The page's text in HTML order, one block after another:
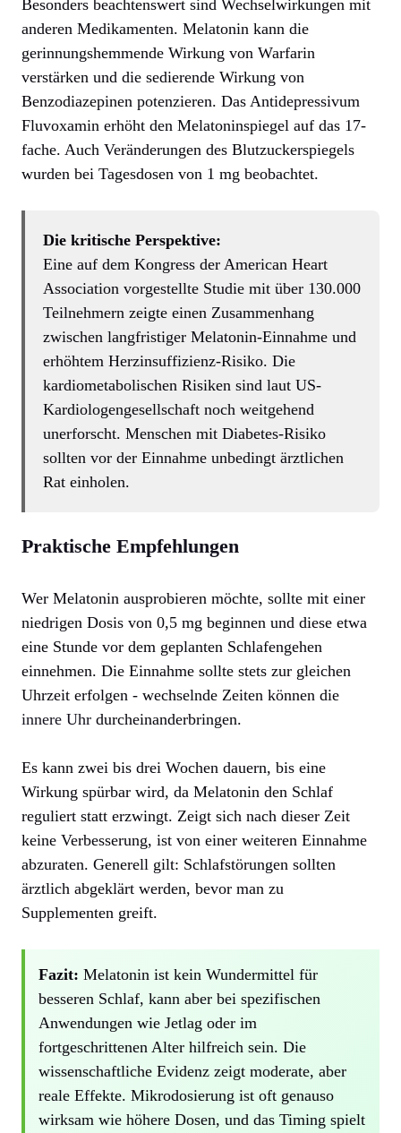
Besonders beachtenswert sind Wechselwirkungen mit
anderen Medikamenten. Melatonin kann die
gerinnungshemmende Wirkung von Warfarin
verstärken und die sedierende Wirkung von
Benzodiazepinen potenzieren. Das Antidepressivum
Fluvoxamin erhöht den Melatoninspiegel auf das 17-
fache. Auch Veränderungen des Blutzuckerspiegels
wurden bei Tagesdosen von 1 mg beobachtet.
Die kritische Perspektive:
Eine auf dem Kongress der American Heart
Association vorgestellte Studie mit über 130.000
Teilnehmern zeigte einen Zusammenhang
zwischen langfristiger Melatonin-Einnahme und
erhöhtem Herzinsuffizienz-Risiko. Die
kardiometabolischen Risiken sind laut US-
Kardiologengesellschaft noch weitgehend
unerforscht. Menschen mit Diabetes-Risiko
sollten vor der Einnahme unbedingt ärztlichen
Rat einholen.
Praktische Empfehlungen
Wer Melatonin ausprobieren möchte, sollte mit einer
niedrigen Dosis von 0,5 mg beginnen und diese etwa
eine Stunde vor dem geplanten Schlafengehen
einnehmen. Die Einnahme sollte stets zur gleichen
Uhrzeit erfolgen - wechselnde Zeiten können die
innere Uhr durcheinanderbringen.
Es kann zwei bis drei Wochen dauern, bis eine
Wirkung spürbar wird, da Melatonin den Schlaf
reguliert statt erzwingt. Zeigt sich nach dieser Zeit
keine Verbesserung, ist von einer weiteren Einnahme
abzuraten. Generell gilt: Schlafstörungen sollten
ärztlich abgeklärt werden, bevor man zu
Supplementen greift.
Fazit: Melatonin ist kein Wundermittel für
besseren Schlaf, kann aber bei spezifischen
Anwendungen wie Jetlag oder im
fortgeschrittenen Alter hilfreich sein. Die
wissenschaftliche Evidenz zeigt moderate, aber
reale Effekte. Mikrodosierung ist oft genauso
wirksam wie höhere Dosen, und das Timing spielt